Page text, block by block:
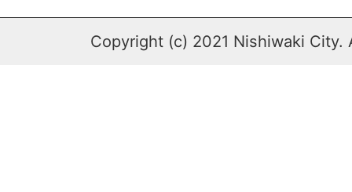
Copyright (c) 2021 Nishiwaki City.